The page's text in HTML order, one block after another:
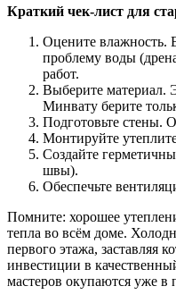
Краткий чек-лист для
Оцените влажность.
проблему воды
работ.
Выберите
Минвату берите
Подготовьте стены.
Монтируйте
Создайте
швы).
Обеспечьте
Помните: хорошее
тепла во всём доме.
первого этажа, заставляя
инвестиции в
мастеров окупаются уже в